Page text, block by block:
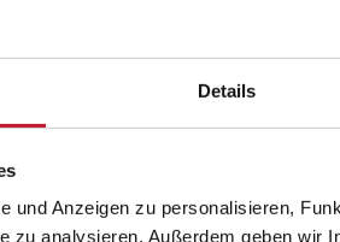
Details
und Anzeigen zu personalisieren,
zu analysieren. Außerdem geben wir